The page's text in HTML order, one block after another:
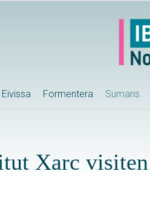
Eivissa Formentera Sumaris
Xarc